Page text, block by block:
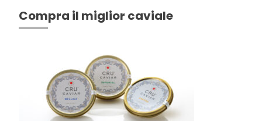
Compra il miglior caviale